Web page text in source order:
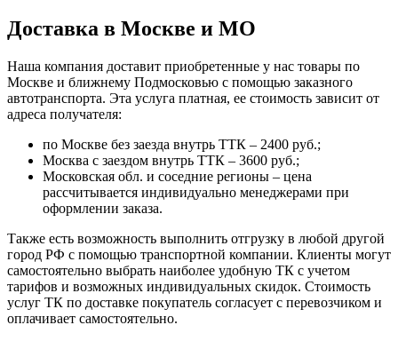
Доставка в Москве и МО
Наша компания доставит приобретенные у нас товары по
Москве и ближнему Подмосковью с помощью заказного
автотранспорта. Эта услуга платная, ее стоимость зависит от
адреса получателя:
по Москве без заезда внутрь ТТК – 2400 руб.;
Москва с заездом внутрь ТТК – 3600 руб.;
Московская обл. и соседние регионы – цена
рассчитывается индивидуально менеджерами при
оформлении заказа.
Также есть возможность выполнить отгрузку в любой другой
город РФ с помощью транспортной компании. Клиенты могут
самостоятельно выбрать наиболее удобную ТК с учетом
тарифов и возможных индивидуальных скидок. Стоимость
услуг ТК по доставке покупатель согласует с перевозчиком и
оплачивает самостоятельно.